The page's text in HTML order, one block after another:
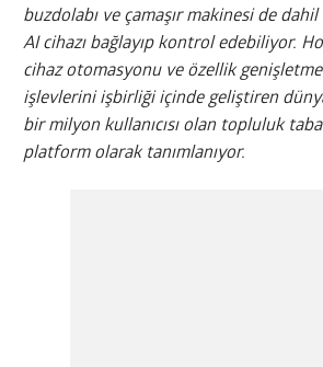
buzdolabı ve çamaşır makinesi de
AI cihazı bağlayıp kontrol edebiliyor.
cihaz otomasyonu ve özellik genişletme
işlevlerini işbirliği içinde geliştiren
bir milyon kullanıcısı olan topluluk
platform olarak tanımlanıyor.